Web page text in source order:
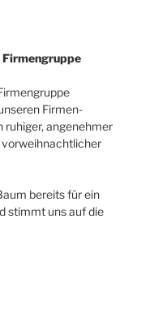
Firmengruppe
Firmen-
angenehmer
bereits für ein
stimmt uns auf die